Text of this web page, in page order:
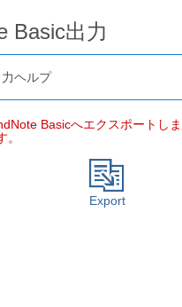
Basic出力
ヘルプ
Basicへエクスポートしま
Export